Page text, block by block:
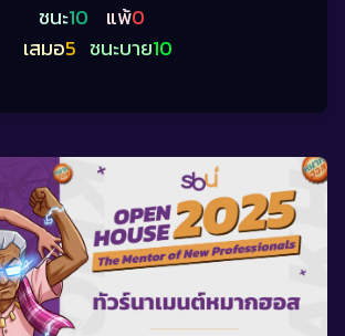
ชนะ10 แพ้0
เสมอ5 ชนะบาย10